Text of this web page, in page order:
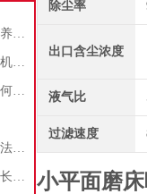
关于粉尘脉冲集尘器的维护保养问题
哪些因素影响了工业脉冲集尘机的使用寿命？
脉冲反吹除尘机的运行成本如何控制和优化？
脉冲工业集尘器的故障排除方法和注意事项
优化磨床粉尘集尘机维护，延长设备寿命
除尘率
出口含尘浓度
液气比
过滤速度
小平面磨